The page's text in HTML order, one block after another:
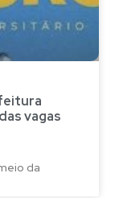
vagas
da